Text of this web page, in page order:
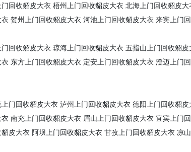
回收貂皮大衣 梧州上门回收貂皮大衣 北海上门回收貂皮大
衣 贺州上门回收貂皮大衣 河池上门回收貂皮大衣 来宾上门
门回收貂皮大衣 琼海上门回收貂皮大衣 五指山上门回收貂皮
衣 东方上门回收貂皮大衣 定安上门回收貂皮大衣 澄迈上门
门回收貂皮大衣 泸州上门回收貂皮大衣 德阳上门回收貂皮
衣 南充上门回收貂皮大衣 眉山上门回收貂皮大衣 宜宾上门
皮大衣 阿坝上门回收貂皮大衣 甘孜上门回收貂皮大衣 凉